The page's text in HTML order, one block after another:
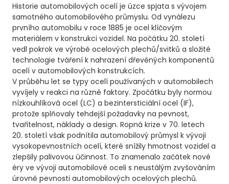
Historie automobilových ocelí je úzce spjata s vývojem
samotného automobilového průmyslu. Od vynálezu
prvního automobilu v roce 1885 je ocel klíčovým
materiálem v konstrukci vozidel. Na počátku 20. století
vedl pokrok ve výrobě ocelových plechů/svitků a složité
technologie tváření k nahrazení dřevěných komponentů
ocelí v automobilových konstrukcích.
V průběhu let se typy ocelí používaných v automobilech
vyvíjely v reakci na různé faktory. Zpočátku byly normou
nízkouhlíková ocel (LC) a bezintersticiální ocel (IF),
protože splňovaly tehdejší požadavky na pevnost,
tvařitelnost, náklady a design. Ropná krize v 70. letech
20. století však podnítila automobilový průmysl k vývoji
vysokopevnostních ocelí, které snížily hmotnost vozidel a
zlepšily palivovou účinnost. To znamenalo začátek nové
éry ve vývoji automobilové oceli s neustálým zvyšováním
úrovně pevnosti automobilových ocelových plechů.